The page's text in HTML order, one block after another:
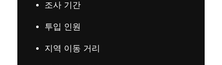
조사 기간
투입 인원
지역 이동 거리